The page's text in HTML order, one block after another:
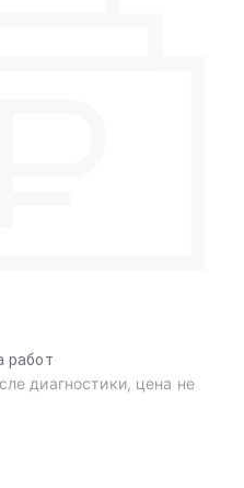
работ
диагностики, цена не